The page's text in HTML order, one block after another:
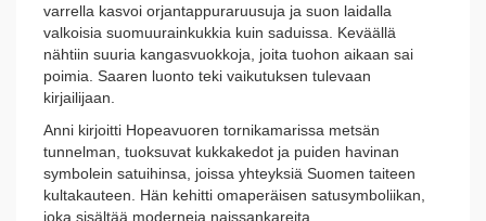
varrella kasvoi orjantappuraruusuja ja suon laidalla
valkoisia suomuurainkukkia kuin saduissa. Keväällä
nähtiin suuria kangasvuokkoja, joita tuohon aikaan sai
poimia. Saaren luonto teki vaikutuksen tulevaan
kirjailijaan.
Anni kirjoitti Hopeavuoren tornikamarissa metsän
tunnelman, tuoksuvat kukkakedot ja puiden havinan
symbolein satuihinsa, joissa yhteyksiä Suomen taiteen
kultakauteen. Hän kehitti omaperäisen satusymboliikan,
joka sisältää moderneja naissankareita,